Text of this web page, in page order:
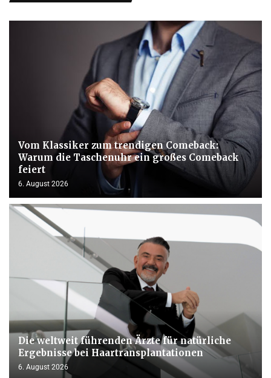
Vom Klassiker zum trendigen Comeback:
Warum die Taschenuhr ein großes Comeback
feiert
6. August 2026
Die weltweit führenden Ärzte für natürliche
Ergebnisse bei Haartransplantationen
6. August 2026